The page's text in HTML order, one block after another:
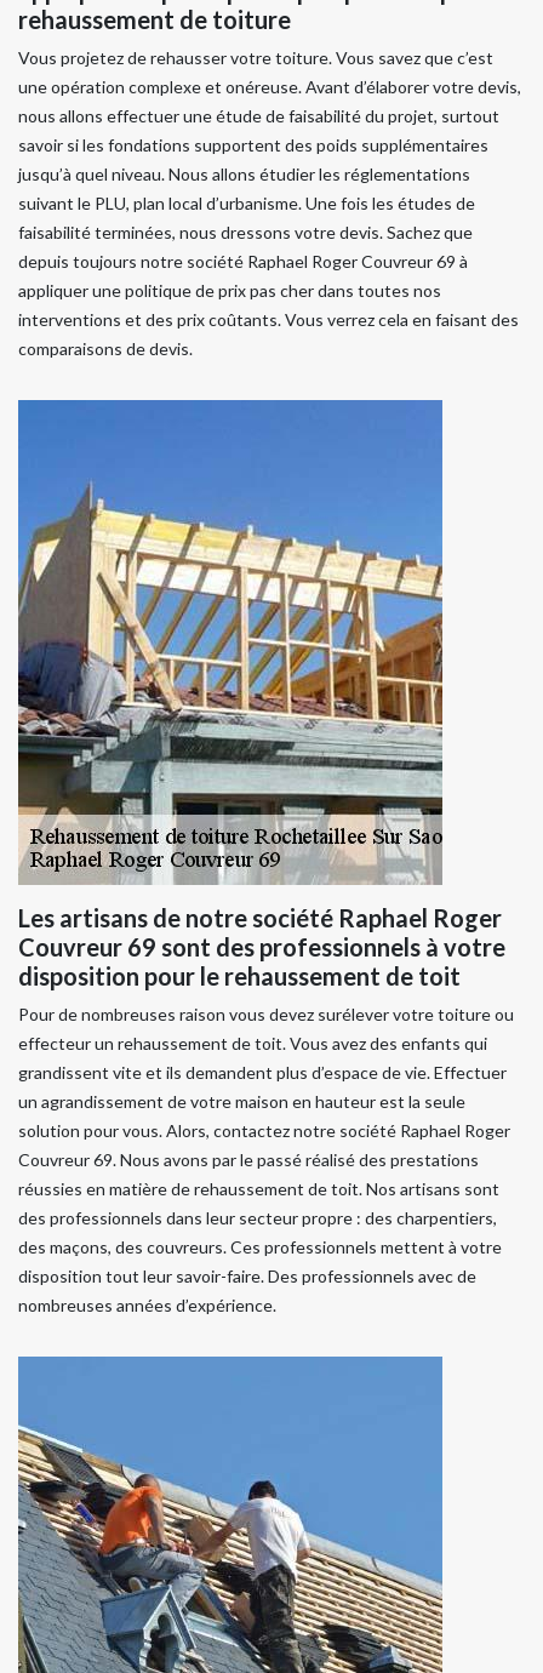
rehaussement de toiture
Vous projetez de rehausser votre toiture. Vous savez que c’est
une opération complexe et onéreuse. Avant d’élaborer votre devis,
nous allons effectuer une étude de faisabilité du projet, surtout
savoir si les fondations supportent des poids supplémentaires
jusqu’à quel niveau. Nous allons étudier les réglementations
suivant le PLU, plan local d’urbanisme. Une fois les études de
faisabilité terminées, nous dressons votre devis. Sachez que
depuis toujours notre société Raphael Roger Couvreur 69 à
appliquer une politique de prix pas cher dans toutes nos
interventions et des prix coûtants. Vous verrez cela en faisant des
comparaisons de devis.
Les artisans de notre société Raphael Roger
Couvreur 69 sont des professionnels à votre
disposition pour le rehaussement de toit
Pour de nombreuses raison vous devez surélever votre toiture ou
effecteur un rehaussement de toit. Vous avez des enfants qui
grandissent vite et ils demandent plus d’espace de vie. Effectuer
un agrandissement de votre maison en hauteur est la seule
solution pour vous. Alors, contactez notre société Raphael Roger
Couvreur 69. Nous avons par le passé réalisé des prestations
réussies en matière de rehaussement de toit. Nos artisans sont
des professionnels dans leur secteur propre : des charpentiers,
des maçons, des couvreurs. Ces professionnels mettent à votre
disposition tout leur savoir-faire. Des professionnels avec de
nombreuses années d’expérience.